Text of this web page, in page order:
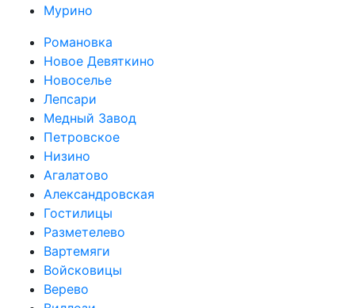
Мурино
Романовка
Новое Девяткино
Новоселье
Лепсари
Медный Завод
Петровское
Низино
Агалатово
Александровская
Гостилицы
Разметелево
Вартемяги
Войсковицы
Верево